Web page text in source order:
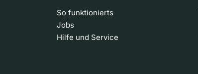
So funktionierts
Jobs
Hilfe und Service